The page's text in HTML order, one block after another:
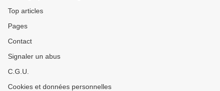
Top articles
Pages
Contact
Signaler un abus
C.G.U.
Cookies et données personnelles